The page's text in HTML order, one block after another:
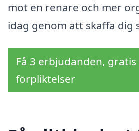
mot en renare och mer
idag genom att skaffa dig
Få 3 erbjudanden,
förpliktelser